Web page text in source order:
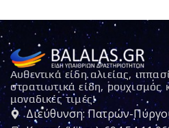
Αυθεντικά είδη αλιείας,
στρατιωτικά είδη, ρουχισμός
μοναδικές τιμές!
Διεύθυνση: Πατρών-